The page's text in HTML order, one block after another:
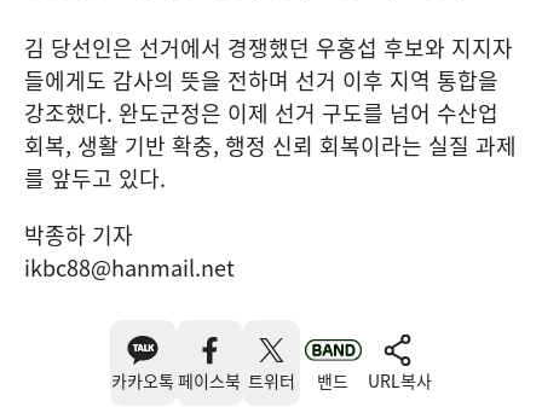
김 당선인은 선거에서 경쟁했던 우홍섭 후보와 지지자
들에게도 감사의 뜻을 전하며 선거 이후 지역 통합을
강조했다. 완도군정은 이제 선거 구도를 넘어 수산업
회복, 생활 기반 확충, 행정 신뢰 회복이라는 실질 과제
를 앞두고 있다.
박종하 기자
ikbc88@hanmail.net
카카오톡 페이스북 트위터 밴드 URL복사